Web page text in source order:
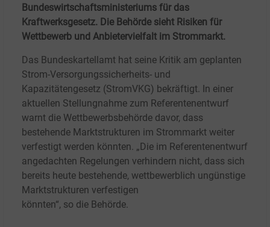
Bundeswirtschaftsministeriums für das
Kraftwerksgesetz. Die Behörde sieht Risiken für
Wettbewerb und Anbietervielfalt im Strommarkt.
Das Bundeskartellamt hat seine Kritik am geplanten
Strom-Versorgungssicherheits- und
Kapazitätengesetz (StromVKG) bekräftigt. In einer
aktuellen Stellungnahme zum Referentenentwurf
warnt die Wettbewerbsbehörde davor, dass
bestehende Marktstrukturen im Strommarkt weiter
verfestigt werden könnten. „Die im Referentenentwurf
angedachten Regelungen verhindern nicht, dass sich
bereits heute bestehende, wettbewerblich ungünstige
Marktstrukturen verfestigen
könnten“, so die Behörde.